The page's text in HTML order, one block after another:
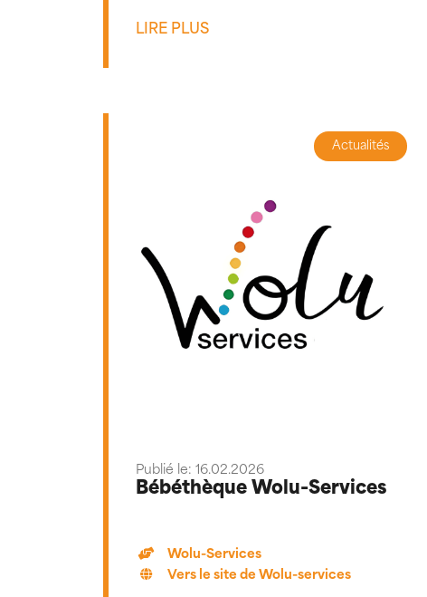
LIRE PLUS
Actualités
Publié le: 16.02.2026
Bébéthèque Wolu-Services
Wolu-Services
Vers le site de Wolu-services